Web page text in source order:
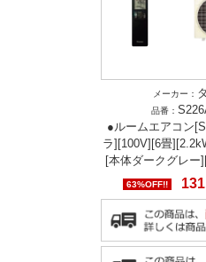
メーカー：
品番：
●ルームエアコン
ラ][100V][6畳
[本体ダークグレー
63%OFF!!